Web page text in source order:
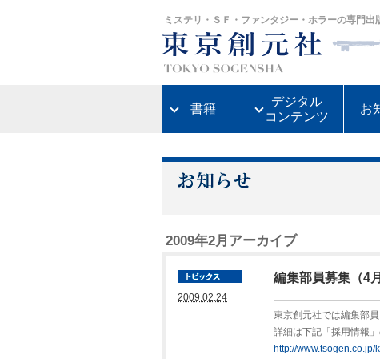
ミステリ・ＳＦ・ファンタジー・ホラーの専門出
書籍
デジタル
コンテンツ
お
2009年2月アーカイブ
2009.02.24
編集部員募集（4
東京創元社では編集部員
詳細は下記「採用情報
http://